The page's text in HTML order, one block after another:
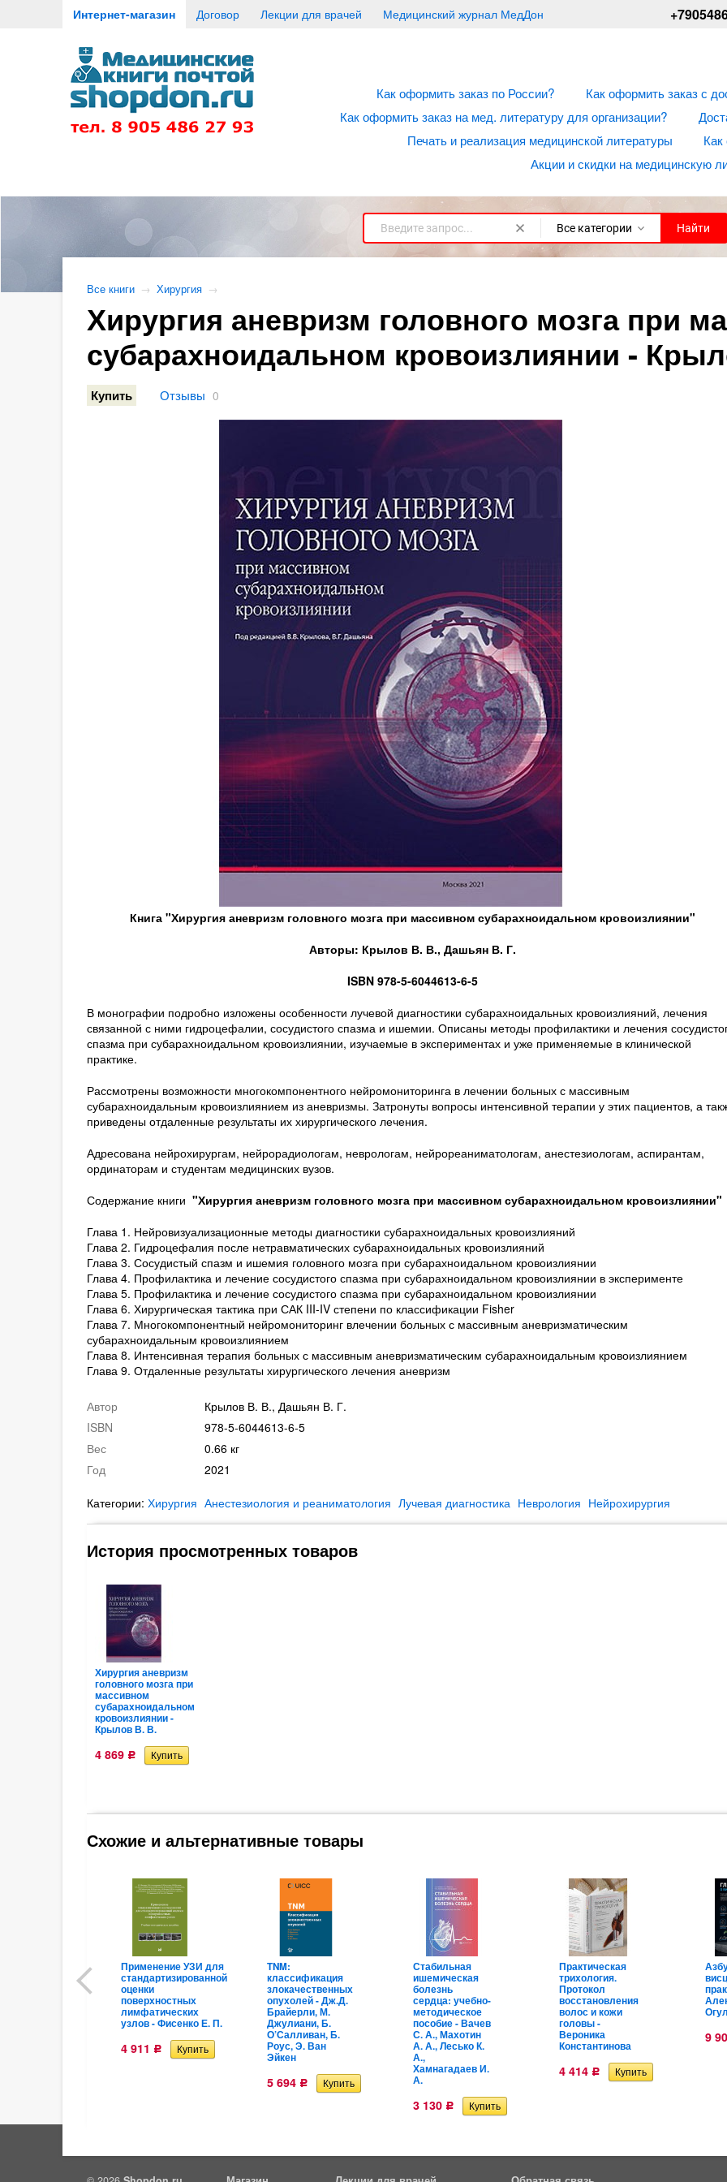
Интернет-магазин Договор Лекции для врачей Медицинский журнал МедДон
Как оформить заказ по России?
Как оформить заказ с
Как оформить заказ на мед. литературу для организации?
Печать и реализация медицинской литературы
Как
Акции и скидки на медицинскую
Все категории Найти
Все книги → Хирургия →
Хирургия аневризм головного мозга при
субарахноидальном кровоизлиянии -
Купить Отзывы 0
Книга "Хирургия аневризм головного мозга при массивном субарахноидальном кровоизлиянии"
Авторы: Крылов В. В., Дашьян В. Г.
ISBN 978-5-6044613-6-5
В монографии подробно изложены особенности лучевой диагностики субарахноидальных кровоизлияний, лечения
связанной с ними гидроцефалии, сосудистого спазма и ишемии. Описаны методы профилактики и лечения
спазма при субарахноидальном кровоизлиянии, изучаемые в экспериментах и уже применяемые в клинической
практике.
Рассмотрены возможности многокомпонентного нейромониторинга в лечении больных с массивным
субарахноидальным кровоизлиянием из аневризмы. Затронуты вопросы интенсивной терапии у этих пациентов, а
приведены отдаленные результаты их хирургического лечения.
Адресована нейрохирургам, нейрорадиологам, неврологам, нейрореаниматологам, анестезиологам, аспирантам,
ординаторам и студентам медицинских вузов.
Содержание книги "Хирургия аневризм головного мозга при массивном субарахноидальном кровоизлиянии"
Глава 1. Нейровизуализационные методы диагностики субарахноидальных кровоизлияний
Глава 2. Гидроцефалия после нетравматических субарахноидальных кровоизлияний
Глава 3. Сосудистый спазм и ишемия головного мозга при субарахноидальном кровоизлиянии
Глава 4. Профилактика и лечение сосудистого спазма при субарахноидальном кровоизлиянии в эксперименте
Глава 5. Профилактика и лечение сосудистого спазма при субарахноидальном кровоизлиянии
Глава 6. Хирургическая тактика при САК III-IV степени по классификации Fisher
Глава 7. Многокомпонентный нейромониторинг влечении больных с массивным аневризматическим
субарахноидальным кровоизлиянием
Глава 8. Интенсивная терапия больных с массивным аневризматическим субарахноидальным кровоизлиянием
Глава 9. Отдаленные результаты хирургического лечения аневризм
Автор
Крылов В. В., Дашьян В. Г.
ISBN
978-5-6044613-6-5
Вес
0.66 кг
Год
2021
Категории: Хирургия Анестезиология и реаниматология Лучевая диагностика Неврология Нейрохирургия
История просмотренных товаров
Хирургия аневризм
головного мозга при
массивном
субарахноидальном
кровоизлиянии -
Крылов В. В.
4 869 Р
Схожие и альтернативные товары
Применение УЗИ для
стандартизированной
оценки
поверхностных
лимфатических
узлов - Фисенко Е. П.
4 911 Р
TNM:
классификация
злокачественных
опухолей - Дж.Д.
Брайерли, М.
Джулиани, Б.
О’Салливан, Б.
Роус, Э. Ван
Эйкен
5 694 Р
Стабильная
ишемическая
болезнь
сердца: учебно-
методическое
пособие - Вачев
С. А., Махотин
А. А., Лесько К.
А.,
Хамнагадаев И.
А.
3 130 Р
Практическая
трихология.
Протокол
восстановления
волос и кожи
головы -
Вероника
Константинова
4 414 Р
9